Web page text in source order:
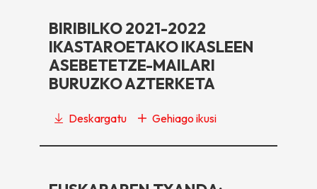
BIRIBILKO 2021-2022
IKASTAROETAKO IKASLEEN
ASEBETETZE-MAILARI
BURUZKO AZTERKETA
Deskargatu Gehiago ikusi